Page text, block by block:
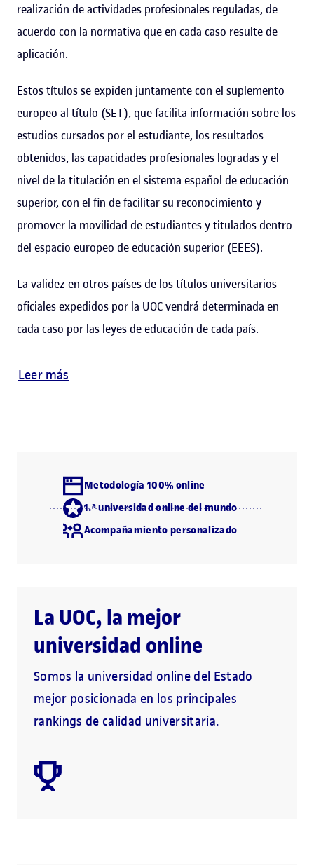
realización de actividades profesionales reguladas, de
acuerdo con la normativa que en cada caso resulte de
aplicación.
Estos títulos se expiden juntamente con el suplemento
europeo al título (SET), que facilita información sobre los
estudios cursados por el estudiante, los resultados
obtenidos, las capacidades profesionales logradas y el
nivel de la titulación en el sistema español de educación
superior, con el fin de facilitar su reconocimiento y
promover la movilidad de estudiantes y titulados dentro
del espacio europeo de educación superior (EEES).
La validez en otros países de los títulos universitarios
oficiales expedidos por la UOC vendrá determinada en
cada caso por las leyes de educación de cada país.
Leer más
Metodología 100% online
1.ª universidad online del mundo
Acompañamiento personalizado
La UOC, la mejor
universidad online
Somos la universidad online del Estado
mejor posicionada en los principales
rankings de calidad universitaria.